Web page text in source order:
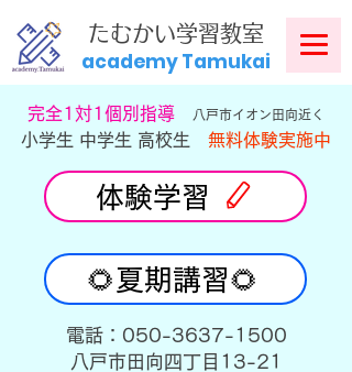
​たむかい学習教室
academy Tamukai
​完全1対1個別指導 八戸市イオン田向近く
小学生 中学生 高校生 無料体験実施中
体験学習
🌻夏期講習🌻
​電話：050-3637-1500
​八戸市田向四丁目13-21